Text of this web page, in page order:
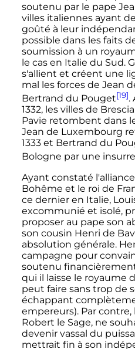
soutenu par le pape
villes italiennes ayant
goûté à leur
possible dans les faits
soumission à un
le cas en Italie du Sud.
s'allient et créent une
mal les forces de Jean
Bertrand du Pouget[19].
1332, les villes de
Pavie retombent dans
Jean de Luxembourg
1333 et Bertrand du
Bologne par une
Ayant constaté
Bohême et le roi de
ce dernier en Italie,
excommunié et isolé,
proposer au pape son
son cousin Henri de
absolution générale.
campagne pour
soutenu
qui il laisse le royaume
peut faire sans trop de
échappant
empereurs). Par contre,
Robert le Sage, ne
devenir vassal du
mettrait fin à son